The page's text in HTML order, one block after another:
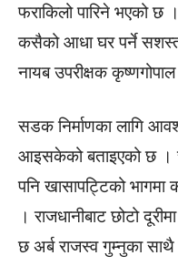
फराकिलो पारिने भएको
कसैको आधा घर पर्ने
नायब उपरीक्षक
सडक निर्माणका लागि
आइसकेको बताइएको छ ।
पनि खासापट्टिको
। राजधानीबाट छोटो
छ अर्ब राजस्व गुम्नुका साथै